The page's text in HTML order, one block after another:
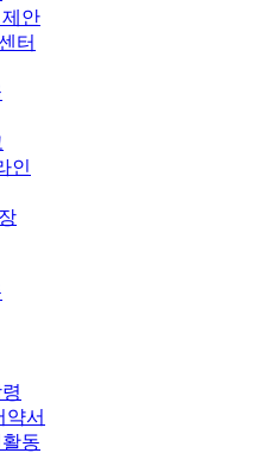
안
터
인
약서
동